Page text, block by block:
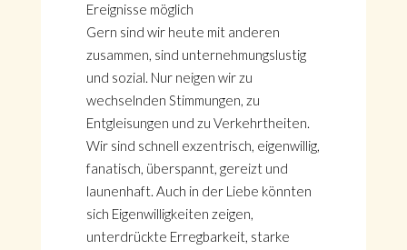
Ereignisse möglich
Gern sind wir heute mit anderen
zusammen, sind unternehmungslustig
und sozial. Nur neigen wir zu
wechselnden Stimmungen, zu
Entgleisungen und zu Verkehrtheiten.
Wir sind schnell exzentrisch, eigenwillig,
fanatisch, überspannt, gereizt und
launenhaft. Auch in der Liebe könnten
sich Eigenwilligkeiten zeigen,
unterdrückte Erregbarkeit, starke